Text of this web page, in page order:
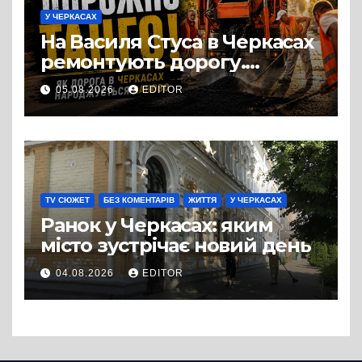
У ЧЕРКАСАХ
На Василя Стуса в Черкасах
ремонтують дорогу.
Роботи ведуться на ділянці
від провулка Івана Сірка до
вулиці Надпільної
05.08.2026 EDITOR
TV СЮЖЕТ БЕЗ КОМЕНТАРІВ ЖИТТЯ У ЧЕРКАСАХ
Ранок у Черкасах: яким
місто зустрічає новий день
04.08.2026 EDITOR